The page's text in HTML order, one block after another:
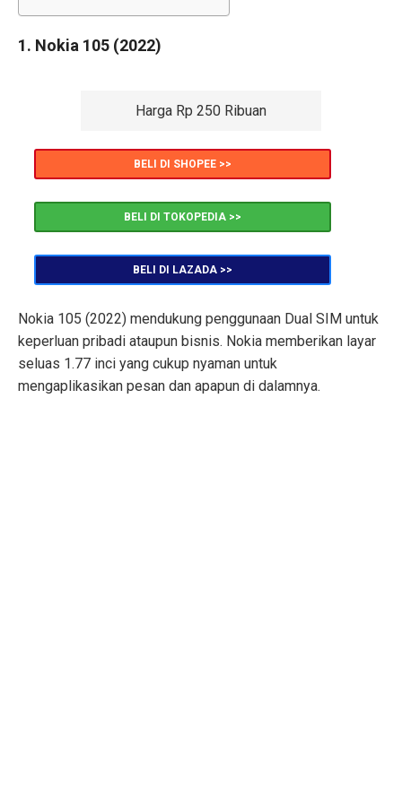
1. Nokia 105 (2022)
Harga Rp 250 Ribuan
BELI DI SHOPEE >>
BELI DI TOKOPEDIA >>
BELI DI LAZADA >>
Nokia 105 (2022) mendukung penggunaan Dual SIM untuk
keperluan pribadi ataupun bisnis. Nokia memberikan layar
seluas 1.77 inci yang cukup nyaman untuk
mengaplikasikan pesan dan apapun di dalamnya.